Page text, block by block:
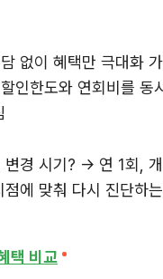
없이 혜택만 극대화
인한도와 연회비를 동
변경 시기? → 연 1회,
점에 맞춰 다시 진단하
택 비교